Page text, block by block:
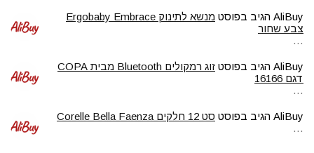
AliBuy הגיב בפוסט
מנשא לתינוק Ergobaby Embrace
צבע שחור
…
AliBuy הגיב בפוסט
זוג רמקולים Bluetooth מבית COPA
דגם 16166
…
AliBuy הגיב בפוסט סט 12 חלקים Corelle Bella Faenza
…